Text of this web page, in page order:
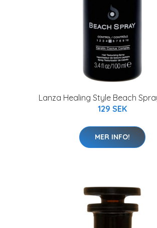
Lanza Healing Style Beach
129 SEK
MER INFO!